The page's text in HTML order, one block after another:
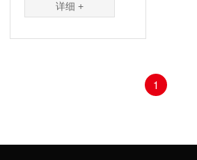
详细 +
1